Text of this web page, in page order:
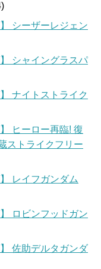
シーザーレジェン
シャイングラスパ
ナイトストライク
ヒーロー再臨! 復
ストライクフリー
レイフガンダム
ロビンフッドガン
佐助デルタガンダ